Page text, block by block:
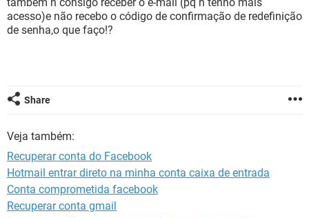
INSTAGRAM GMAIL
GUIA DE COMPRAS
OUTLOOK EXCEL
acesso)e não recebo o código de confirmação de redefinição
de senha,o que faço!?
Share
Veja também:
Recuperar conta do Facebook
Hotmail entrar direto na minha conta caixa de entrada
Conta comprometida facebook
Recuperar conta gmail